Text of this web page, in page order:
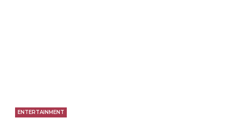
ENTERTAINMENT